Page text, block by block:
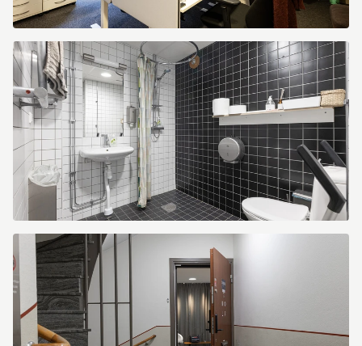
Kapellgränd
3
Kapellgränd
3